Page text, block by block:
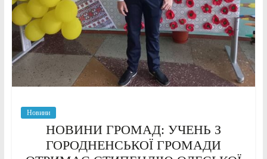
Новини
НОВИНИ ГРОМАД: УЧЕНЬ З
ГОРОДНЕНСЬКОЇ ГРОМАДИ